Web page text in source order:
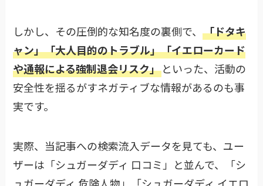
しかし、その圧倒的な知名度の裏側で、「ドタキ
ャン」「大人目的のトラブル」「イエローカード
や通報による強制退会リスク」といった、活動の
安全性を揺るがすネガティブな情報があるのも事
実です。
実際、当記事への検索流入データを見ても、ユー
ザーは「シュガーダディ 口コミ」と並んで、「シ